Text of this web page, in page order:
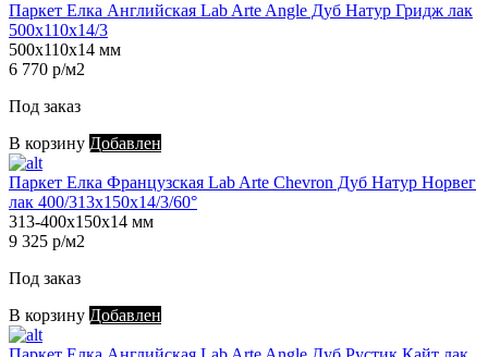
Паркет Елка Английская Lab Arte Angle Дуб Натур Гридж лак
500х110х14/3
500х110х14 мм
6 770 р/м2
Под заказ
В корзину Добавлен
Паркет Елка Французская Lab Arte Chevron Дуб Натур Норвег
лак 400/313х150х14/3/60°
313-400х150х14 мм
9 325 р/м2
Под заказ
В корзину Добавлен